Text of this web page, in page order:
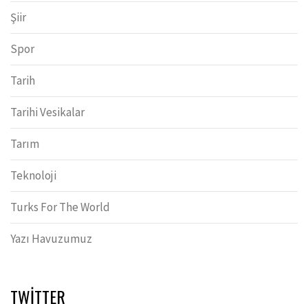
Şiir
Spor
Tarih
Tarihi Vesikalar
Tarım
Teknoloji
Turks For The World
Yazı Havuzumuz
TWITTER